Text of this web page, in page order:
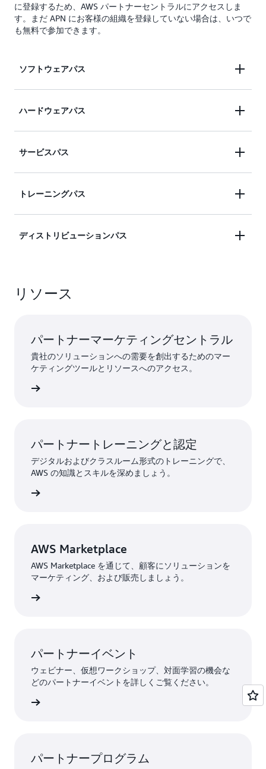
に登録するため、AWS パートナーセントラルにアクセスしま
す。まだ APN にお客様の組織を登録していない場合は、いつで
も無料で参加できます。
ソフトウェアパス
AWS で動作する、または AWS と統合されたソフト
ハードウェアパス
AWS で動作するハードウェアデバイスを開発する
サービスパス
コンサルティング、プロフェッショナル、マネージ
トレーニングパス
AWS トレーニングを販売、提供、または組み込ん
ディストリビューションパス
ーを募集、オンボーディング、サポートする組織
リソース
パートナーマーケティングセントラル
貴社のソリューションへの需要を創出するためのマー
ケティングツールとリソースへのアクセス。
パートナートレーニングと認定
デジタルおよびクラスルーム形式のトレーニングで、
AWS の知識とスキルを深めましょう。
AWS Marketplace
AWS Marketplace を通じて、顧客にソリューションを
マーケティング、および販売しましょう。
パートナーイベント
ウェビナー、仮想ワークショップ、対面学習の機会な
どのパートナーイベントを詳しくご覧ください。
パートナープログラム